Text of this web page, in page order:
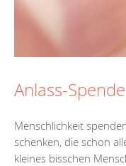
Anlass-Spende
Menschlichkeit
schenken, die schon
kleines bisschen